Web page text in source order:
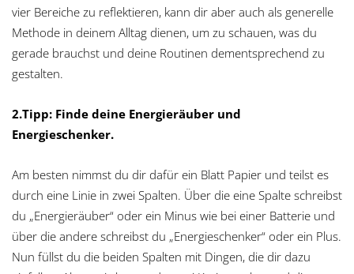
vier Bereiche zu reflektieren, kann dir aber auch als generelle
Methode in deinem Alltag dienen, um zu schauen, was du
gerade brauchst und deine Routinen dementsprechend zu
gestalten.
2.Tipp: Finde deine Energieräuber und
Energieschenker.
Am besten nimmst du dir dafür ein Blatt Papier und teilst es
durch eine Linie in zwei Spalten. Über die eine Spalte schreibst
du „Energieräuber“ oder ein Minus wie bei einer Batterie und
über die andere schreibst du „Energieschenker“ oder ein Plus.
Nun füllst du die beiden Spalten mit Dingen, die dir dazu